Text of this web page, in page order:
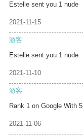
Estelle sent you 1 nude
2021-11-15
游客
Estelle sent you 1 nude
2021-11-10
游客
Rank 1 on Google With 5
2021-11-06